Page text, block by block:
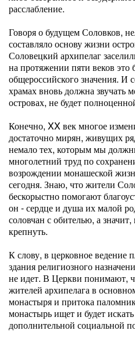
расслабление.
Говоря о будущем Соловков,
составляло основу жизни
Соловецкий архипелаг
на протяжении пяти веков
общероссийского значения. И
храмах вновь должна звучать
островах, не будет
Конечно, XX век многое
достаточно мирян, живущих
немало тех, которым мы
многолетний труд по
возрождении монашеской
сегодня. Знаю, что жители
бескорыстно помогают
он - сердце и душа их малой
соловчан с обителью, а
крепнуть.
К слову, в церковное ведение
здания религиозного
не идет. В Церкви понимают,
жителей архипелага в
монастыря и притока
монастырь ищет и будет
дополнительной социальной